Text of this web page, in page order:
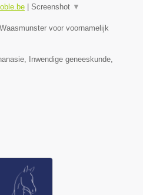
| Screenshot ▼
voor voornamelijk
Inwendige geneeskunde,